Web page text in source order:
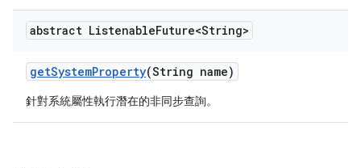
abstract ListenableFuture<String>
getSystemProperty(String name)
針對系統屬性執行潛在的非同步查詢。